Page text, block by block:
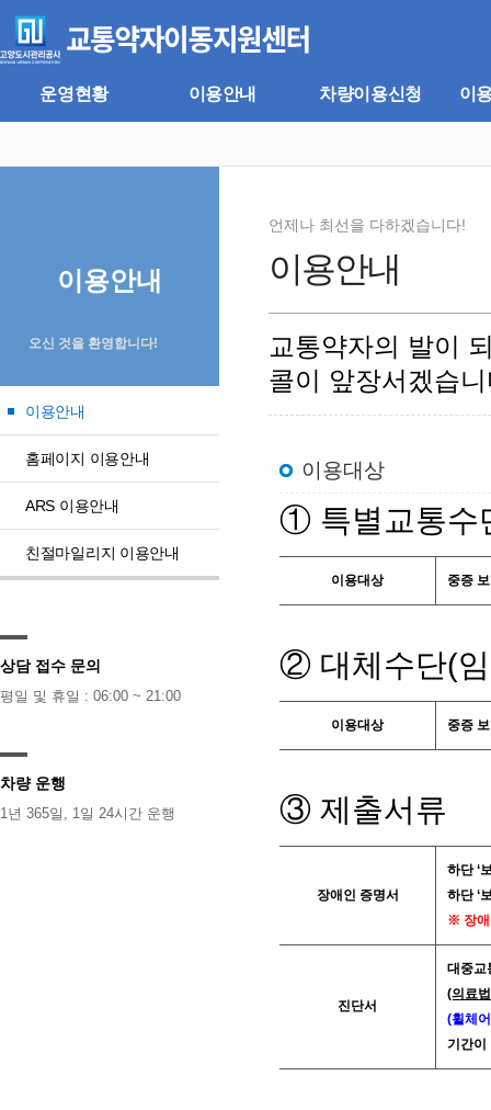
뉴
바
기
바
로
운영현황 이용안내 차량이용신청 이
이용안내
오신 것을 환영합니다!
이용안내
홈페이지 이용안내
ARS 이용안내
친절마일리지 이용안내
상담 접수 문의
평일 및 휴일 : 06:00 ~ 21:00
차량 운행
1년 365일, 1일 24시간 운행
이용안내
언제나 최선을 다하겠습니다!
교통약자의 발이
콜이 앞장서겠습
이용대상
① 특별교통수
이용대상 중증
② 대체수단(
이용대상 중증
③ 제출서류
장애인 증명서
하단 ‘
하단 ‘
※ 장애
진단서
대중교
(의료
(휠체
기간이